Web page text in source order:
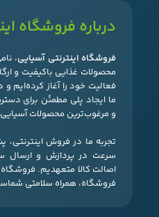
درباره فروشگاه
فروشگاه اینترنتی آسیایی،
محصولات غذایی باکیفیت و
فعالیت خود را آغاز
ما ایجاد پلی مطمئن برای
و مرغوب‌ترین محصولات
تجربه ما در فروش اینترنتی،
سرعت در پردازش و ارسال
اصالت کالا متعهدیم.
فروشگاه، همراه سلامتی